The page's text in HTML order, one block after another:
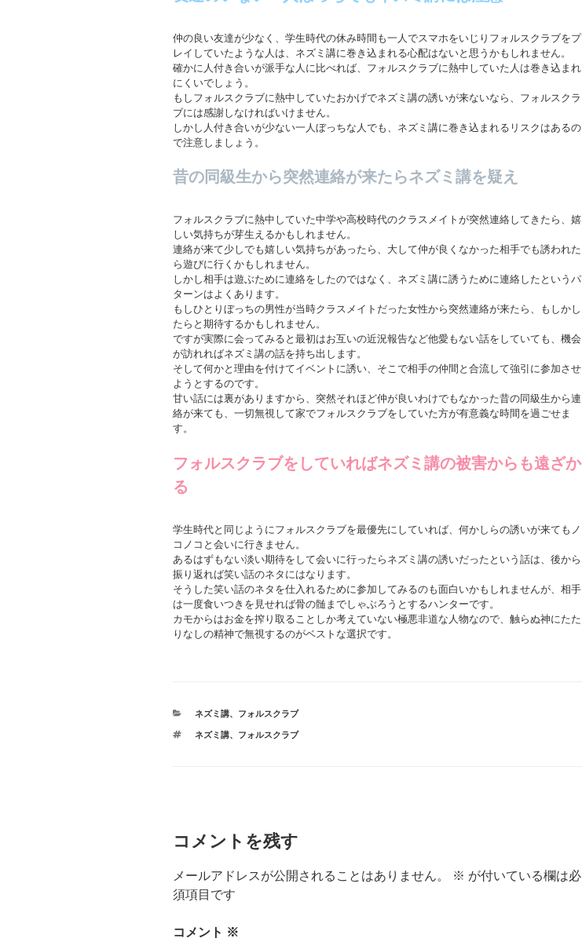
仲の良い友達が少なく、学生時代の休み時間も一人でスマホをいじりフォルスクラブをプ
レイしていたような人は、ネズミ講に巻き込まれる心配はないと思うかもしれません。
確かに人付き合いが派手な人に比べれば、フォルスクラブに熱中していた人は巻き込まれ
にくいでしょう。
もしフォルスクラブに熱中していたおかげでネズミ講の誘いが来ないなら、フォルスクラ
ブには感謝しなければいけません。
しかし人付き合いが少ない一人ぼっちな人でも、ネズミ講に巻き込まれるリスクはあるの
で注意しましょう。
昔の同級生から突然連絡が来たらネズミ講を疑え
フォルスクラブに熱中していた中学や高校時代のクラスメイトが突然連絡してきたら、嬉
しい気持ちが芽生えるかもしれません。
連絡が来て少しでも嬉しい気持ちがあったら、大して仲が良くなかった相手でも誘われた
ら遊びに行くかもしれません。
しかし相手は遊ぶために連絡をしたのではなく、ネズミ講に誘うために連絡したというパ
ターンはよくあります。
もしひとりぼっちの男性が当時クラスメイトだった女性から突然連絡が来たら、もしかし
たらと期待するかもしれません。
ですが実際に会ってみると最初はお互いの近況報告など他愛もない話をしていても、機会
が訪れればネズミ講の話を持ち出します。
そして何かと理由を付けてイベントに誘い、そこで相手の仲間と合流して強引に参加させ
ようとするのです。
甘い話には裏がありますから、突然それほど仲が良いわけでもなかった昔の同級生から連
絡が来ても、一切無視して家でフォルスクラブをしていた方が有意義な時間を過ごせま
す。
フォルスクラブをしていればネズミ講の被害からも遠ざか
る
学生時代と同じようにフォルスクラブを最優先にしていれば、何かしらの誘いが来てもノ
コノコと会いに行きません。
あるはずもない淡い期待をして会いに行ったらネズミ講の誘いだったという話は、後から
振り返れば笑い話のネタにはなります。
そうした笑い話のネタを仕入れるために参加してみるのも面白いかもしれませんが、相手
は一度食いつきを見せれば骨の髄までしゃぶろうとするハンターです。
カモからはお金を搾り取ることしか考えていない極悪非道な人物なので、触らぬ神にたた
りなしの精神で無視するのがベストな選択です。
カ
ゴ
ネズミ講、 フォルスクラブ
タ
ネズミ講、 フォルスクラブ
コメントを残す
メールアドレスが公開されることはありません。 ※ が付いている欄は必
須項目です
コメント ※